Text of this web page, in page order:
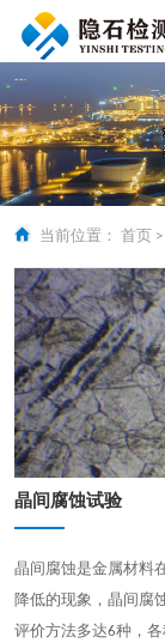
当前位置： 首页 >
晶间腐蚀试验
晶间腐蚀是金属材料
降低的现象，晶间腐
评价方法多达6种，